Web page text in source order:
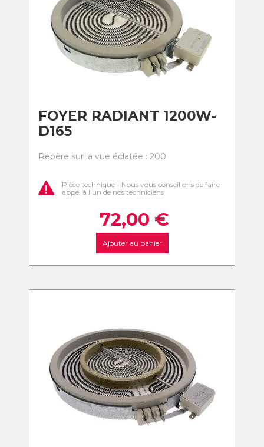
FOYER RADIANT 1200W-
D165
Repère sur la vue éclatée : 200
Pièce technique - Nous vous conseillons de faire
appel à l'un de nos techniciens
72,00 €
Ajouter au panier